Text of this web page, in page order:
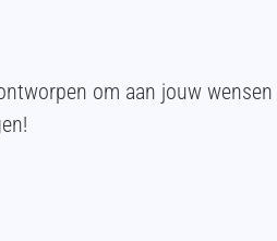
om aan jouw